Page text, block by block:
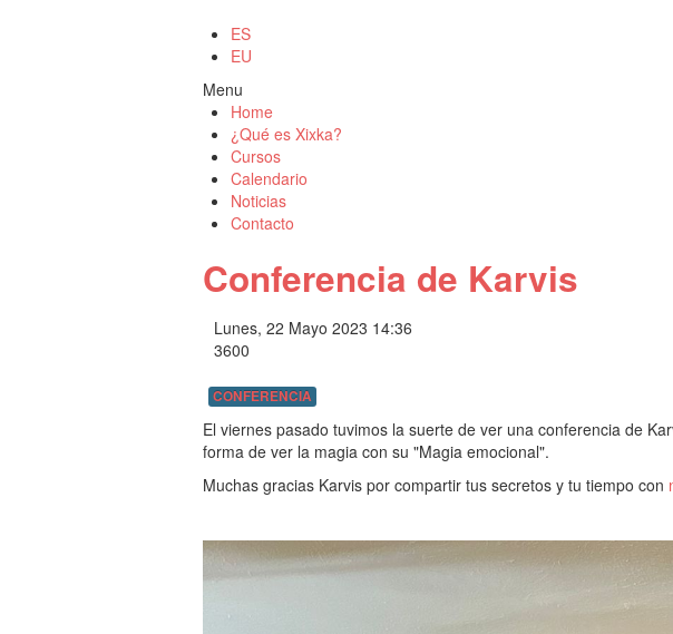
ES
EU
Menu
Home
¿Qué es Xixka?
Cursos
Calendario
Noticias
Contacto
Conferencia de Karvis
Lunes, 22 Mayo 2023 14:36
3600
CONFERENCIA
El viernes pasado tuvimos la suerte de ver una conferencia de
forma de ver la magia con su "Magia emocional".
Muchas gracias Karvis por compartir tus secretos y tu tiempo con